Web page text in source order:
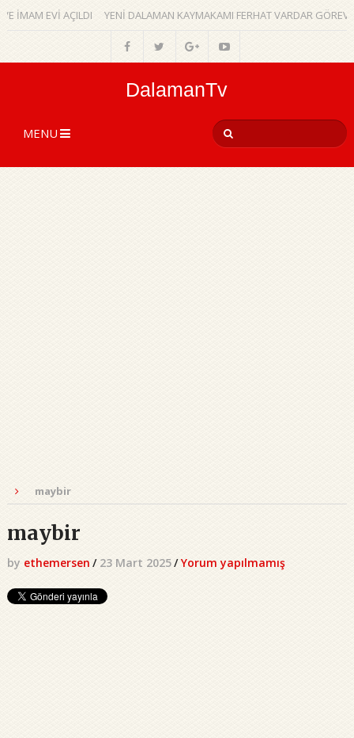
İMAM EVİ AÇILDI YENİ DALAMAN KAYMAKAMI FERHAT VARDAR
DalamanTv
MENU
maybir
maybir
by ethemersen / 23 Mart 2025/ Yorum yapılmamış